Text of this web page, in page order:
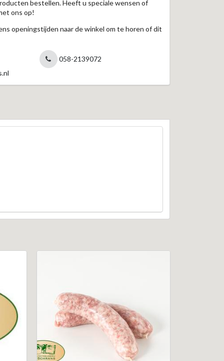
bestellen. Heeft u speciale wensen of
ons op!
openingstijden naar de winkel om te horen of dit
058-2139072